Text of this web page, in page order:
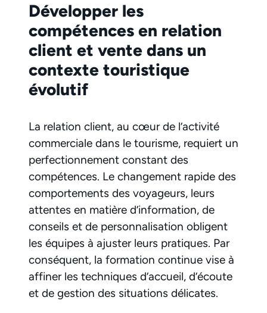
Développer les
compétences en relation
client et vente dans un
contexte touristique
évolutif
La relation client, au cœur de l’activité
commerciale dans le tourisme, requiert un
perfectionnement constant des
compétences. Le changement rapide des
comportements des voyageurs, leurs
attentes en matière d’information, de
conseils et de personnalisation obligent
les équipes à ajuster leurs pratiques. Par
conséquent, la formation continue vise à
affiner les techniques d’accueil, d’écoute
et de gestion des situations délicates.